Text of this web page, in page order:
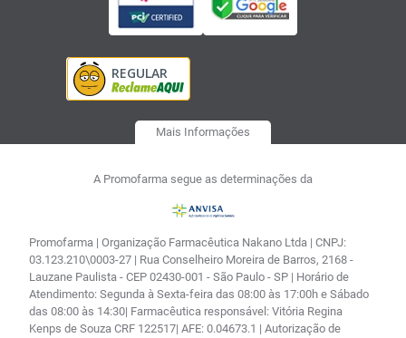
Mais Informações
A Promofarma segue as determinações da
Promofarma | Organização Farmacêutica Nakano Ltda | CNPJ:
03.123.210\0003-27 | Rua Conselheiro Moreira de Barros, 2168 -
Lauzane Paulista - CEP 02430-001 - São Paulo - SP | Horário de
Atendimento: Segunda à Sexta-feira das 08:00 às 17:00h e Sábado
das 08:00 às 14:30| Farmacêutica responsável: Vitória Regina
Kenps de Souza CRF 122517| AFE: 0.04673.1 | Autorização de